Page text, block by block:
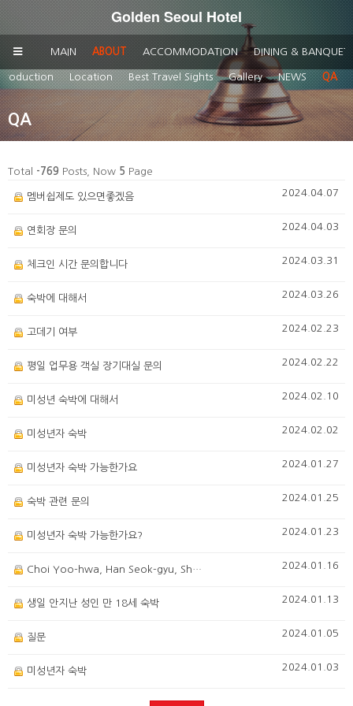
Golden Seoul Hotel
MAIN ABOUT ACCOMMODATION DINING & BANQUET
Location Best Travel Sights Gallery NEWS QA
QA
Total -769 Posts, Now 5 Page
2024.04.07
멤버쉽제도 있으면좋겠음
2024.04.03
연회장 문의
2024.03.31
체크인 시간 문의합니다
2024.03.26
숙박에 대해서
2024.02.23
고데기 여부
2024.02.22
평일 업무용 객실 장기대실 문의
2024.02.10
미성년 숙박에 대해서
2024.02.02
미성년자 숙박
2024.01.27
미성년자 숙박 가능한가요
2024.01.25
숙박 관련 문의
2024.01.23
미성년자 숙박 가능한가요?
2024.01.16
Choi Yoo-hwa, Han Seok-gyu, Sh…
2024.01.13
생일 안지난 성인 만 18세 숙박
2024.01.05
질문
2024.01.03
미성년자 숙박